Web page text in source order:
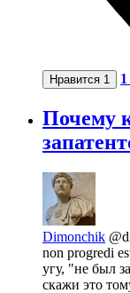
Нравится 1 1
Почему
Dimonchik
non progredi
угу, "не был
скажи это